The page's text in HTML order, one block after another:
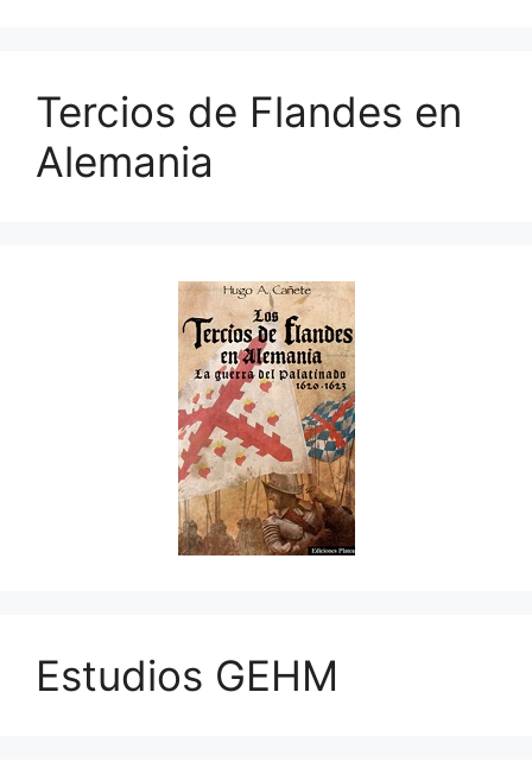
Tercios de Flandes en
Alemania
Estudios GEHM